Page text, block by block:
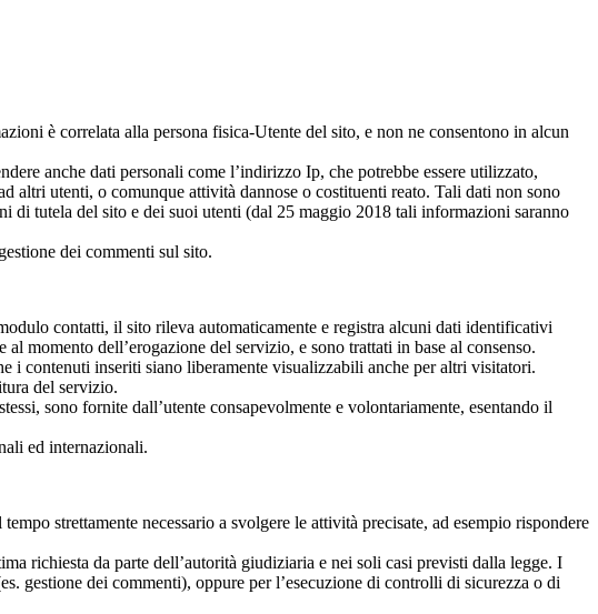
è correlata alla persona fisica-Utente del sito, e non ne consentono in alcun
anche dati personali come l’indirizzo Ip, che potrebbe essere utilizzato,
altri utenti, o comunque attività dannose o costituenti reato. Tali dati non sono
tutela del sito e dei suoi utenti (dal 25 maggio 2018 tali informazioni saranno
dei commenti sul sito.
contatti, il sito rileva automaticamente e registra alcuni dati identificativi
momento dell’erogazione del servizio, e sono trattati in base al consenso.
i contenuti inseriti siano liberamente visualizzabili anche per altri visitatori.
del servizio.
sono fornite dall’utente consapevolmente e volontariamente, esentando il
ed internazionali.
strettamente necessario a svolgere le attività precisate, ad esempio rispondere
richiesta da parte dell’autorità giudiziaria e nei soli casi previsti dalla legge. I
gestione dei commenti), oppure per l’esecuzione di controlli di sicurezza o di